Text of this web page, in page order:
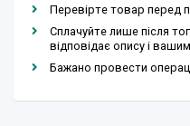
Перевірте товар перед
Сплачуйте лише після
відповідає опису і
Бажано провести